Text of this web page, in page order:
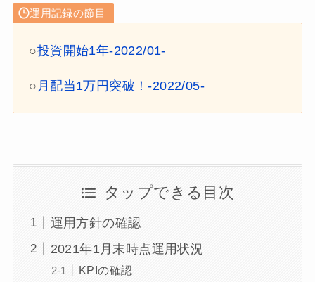
運用記録の節目
○投資開始1年-2022/01-
○ 月配当1万円突破！-2022/05-
タップできる目次
運用方針の確認
2021年1月末時点運用状況
KPIの確認